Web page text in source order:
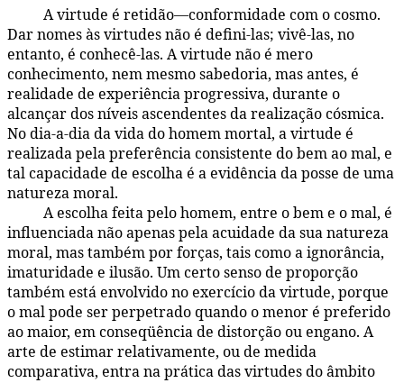
A virtude é retidão—conformidade com o cosmo.
Dar nomes às virtudes não é defini-las; vivê-las, no
entanto, é conhecê-las. A virtude não é mero
conhecimento, nem mesmo sabedoria, mas antes, é
realidade de experiência progressiva, durante o
alcançar dos níveis ascendentes da realização cósmica.
No dia-a-dia da vida do homem mortal, a virtude é
realizada pela preferência consistente do bem ao mal, e
tal capacidade de escolha é a evidência da posse de uma
natureza moral.
A escolha feita pelo homem, entre o bem e o mal, é
influenciada não apenas pela acuidade da sua natureza
moral, mas também por forças, tais como a ignorância,
imaturidade e ilusão. Um certo senso de proporção
também está envolvido no exercício da virtude, porque
o mal pode ser perpetrado quando o menor é preferido
ao maior, em conseqüência de distorção ou engano. A
arte de estimar relativamente, ou de medida
comparativa, entra na prática das virtudes do âmbito